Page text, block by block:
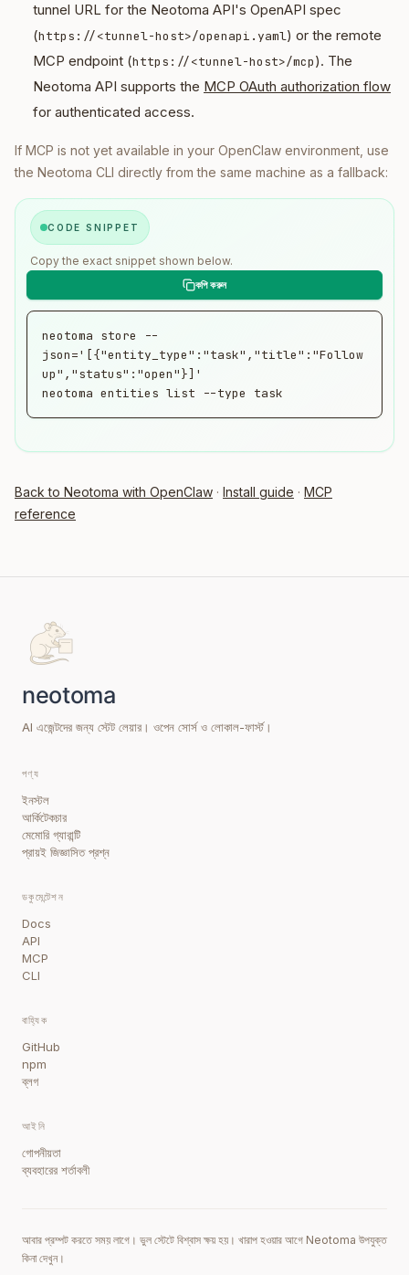
tunnel URL for the Neotoma API's OpenAPI spec
(https://<tunnel-host>/openapi.yaml) or the remote
MCP endpoint (https://<tunnel-host>/mcp). The
Neotoma API supports the MCP OAuth authorization flow
for authenticated access.
If MCP is not yet available in your OpenClaw environment, use
the Neotoma CLI directly from the same machine as a fallback:
CODE SNIPPET
Copy the exact snippet shown below.
neotoma store --
json='[{"entity_type":"task","title":"Follow
up","status":"open"}]'
neotoma entities list --type task
Back to Neotoma with OpenClaw · Install guide · MCP
reference
AI এজেন্টদের জন্য স্টেট লেয়ার। ওপেন সোর্স ও লোকাল-ফার্স্ট।
পণ্য
ইনস্টল
আর্কিটেকচার
মেমোরি গ্যারান্টি
প্রায়ই জিজ্ঞাসিত প্রশ্ন
ডকুমেন্টেশন
Docs
API
MCP
CLI
বাহ্যিক
GitHub
npm
ব্লগ
আইনি
গোপনীয়তা
ব্যবহারের শর্তাবলী
আবার প্রম্পট করতে সময় লাগে। ভুল স্টেটে বিশ্বাস ক্ষয় হয়। খারাপ হওয়ার আগে Neotoma উপযুক্ত
কিনা দেখুন।